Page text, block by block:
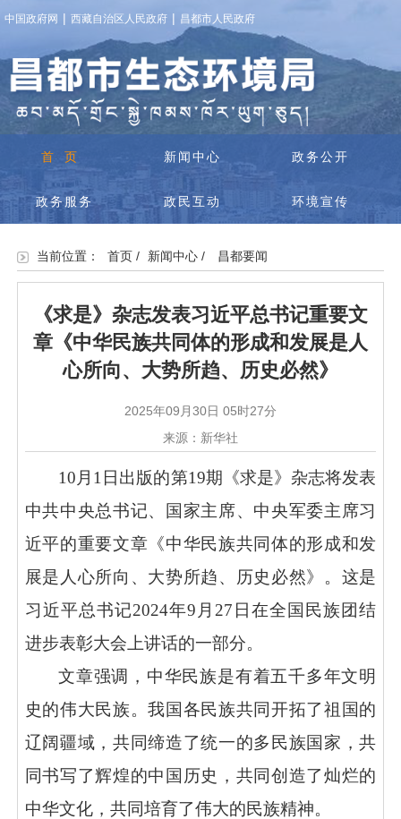
中国政府网 | 西藏自治区人民政府 | 昌都市人民政府
首页 新闻中心 政务公开
政务服务 政民互动 环境宣传
当前位置： 首页/ 新闻中心/ 昌都要闻
《求是》杂志发表习近平总书记重要文
章《中华民族共同体的形成和发展是人
心所向、大势所趋、历史必然》
2025年09月30日 05时27分
来源：新华社
10月1日出版的第19期《求是》杂志将发表
中共中央总书记、国家主席、中央军委主席习
近平的重要文章《中华民族共同体的形成和发
展是人心所向、大势所趋、历史必然》。这是
习近平总书记2024年9月27日在全国民族团结
进步表彰大会上讲话的一部分。
文章强调，中华民族是有着五千多年文明
史的伟大民族。我国各民族共同开拓了祖国的
辽阔疆域，共同缔造了统一的多民族国家，共
同书写了辉煌的中国历史，共同创造了灿烂的
中华文化，共同培育了伟大的民族精神。